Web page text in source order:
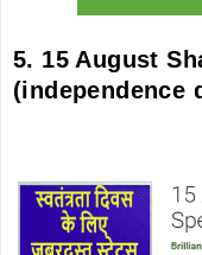
5. 15 August
(independence